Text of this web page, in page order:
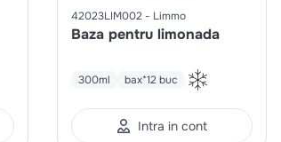
42023LIM002 Limmo
Baza pentru limonada
300ml bax*12 buc
Intra in cont